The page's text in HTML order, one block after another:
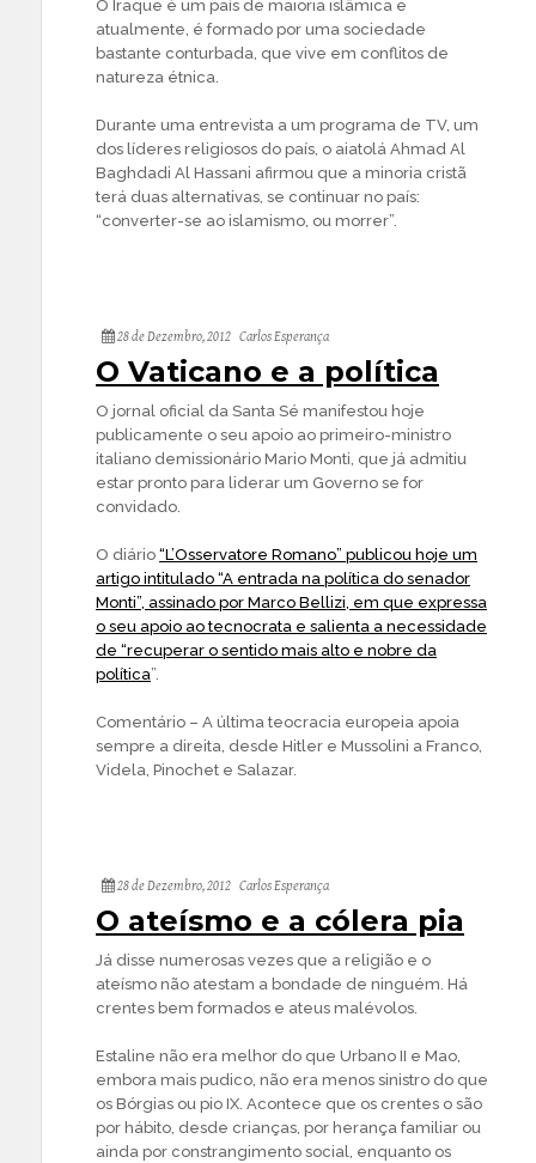
O Iraque é um país de maioria islâmica e
atualmente, é formado por uma sociedade
bastante conturbada, que vive em conflitos de
natureza étnica.
Durante uma entrevista a um programa de TV, um
dos líderes religiosos do país, o aiatolá Ahmad Al
Baghdadi Al Hassani afirmou que a minoria cristã
terá duas alternativas, se continuar no país:
“converter-se ao islamismo, ou morrer”.
28 de Dezembro, 2012 Carlos Esperança
O Vaticano e a política
O jornal oficial da Santa Sé manifestou hoje
publicamente o seu apoio ao primeiro-ministro
italiano demissionário Mario Monti, que já admitiu
estar pronto para liderar um Governo se for
convidado.
O diário “L’Osservatore Romano” publicou hoje um
artigo intitulado “A entrada na política do senador
Monti”, assinado por Marco Bellizi, em que expressa
o seu apoio ao tecnocrata e salienta a necessidade
de “recuperar o sentido mais alto e nobre da
política”.
Comentário – A última teocracia europeia apoia
sempre a direita, desde Hitler e Mussolini a Franco,
Videla, Pinochet e Salazar.
28 de Dezembro, 2012 Carlos Esperança
O ateísmo e a cólera pia
Já disse numerosas vezes que a religião e o
ateísmo não atestam a bondade de ninguém. Há
crentes bem formados e ateus malévolos.
Estaline não era melhor do que Urbano II e Mao,
embora mais pudico, não era menos sinistro do que
os Bórgias ou pio IX. Acontece que os crentes o são
por hábito, desde crianças, por herança familiar ou
ainda por constrangimento social, enquanto os